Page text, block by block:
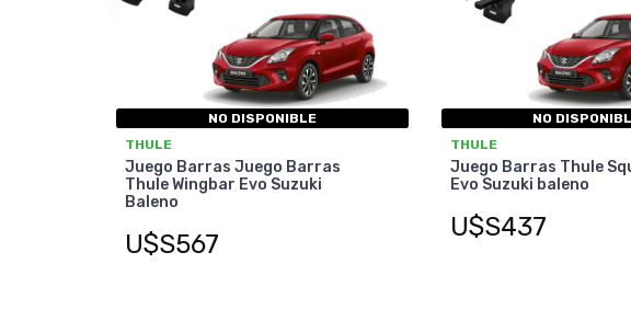
NO DISPONIBLE
THULE
Juego Barras Juego Barras
Thule Wingbar Evo Suzuki
Baleno
U$S567
NO
THULE
Juego Barras Thule
Evo Suzuki baleno
U$S437